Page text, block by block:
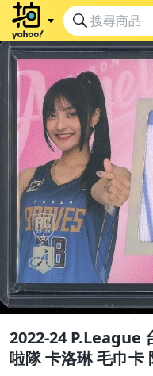
2022-24 P.League
啦隊 卡洛琳 毛巾卡